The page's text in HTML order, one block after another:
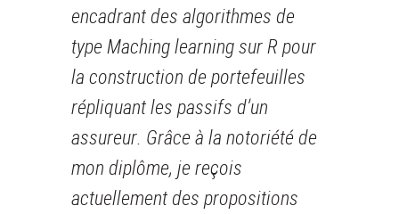
encadrant des algorithmes de
type Maching learning sur R pour
la construction de portefeuilles
répliquant les passifs d’un
assureur. Grâce à la notoriété de
mon diplôme, je reçois
actuellement des propositions